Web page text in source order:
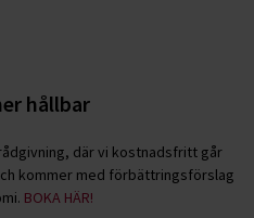
hållbar
där vi kostnadsfritt går
kommer med förbättringsförslag
BOKA HÄR!